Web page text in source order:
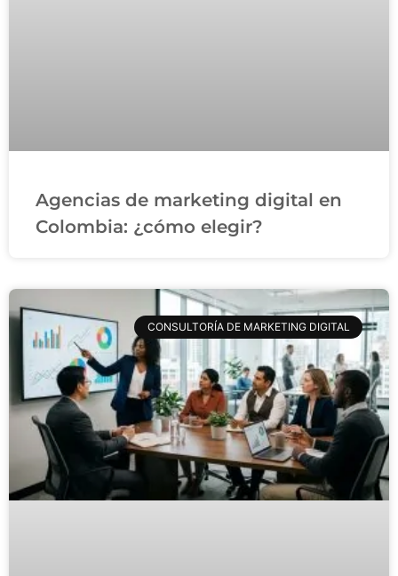
Agencias de marketing digital en
Colombia: ¿cómo elegir?
CONSULTORÍA DE MARKETING DIGITAL